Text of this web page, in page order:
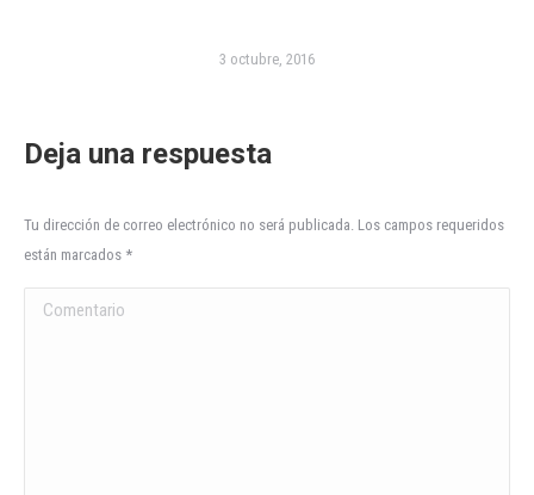
3 octubre, 2016
Deja una respuesta
Tu dirección de correo electrónico no será publicada. Los campos requeridos
están marcados *
Comentario